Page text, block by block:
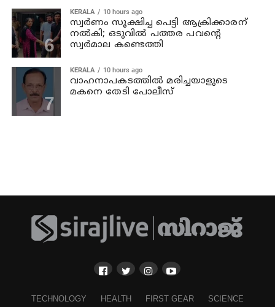
KERALA 10 hours ago
സ്വര്‍ണം സൂക്ഷിച്ച പെട്ടി ആക്രിക്കാരന്
നല്‍കി; ഒടുവില്‍ പത്തര പവന്റെ
സ്വര്‍മാല കണ്ടെത്തി
KERALA 10 hours ago
വാഹനാപകടത്തില്‍ മരിച്ചയാളുടെ
മകനെ തേടി പോലീസ്
TECHNOLOGY HEALTH FIRST GEAR SCIENCE